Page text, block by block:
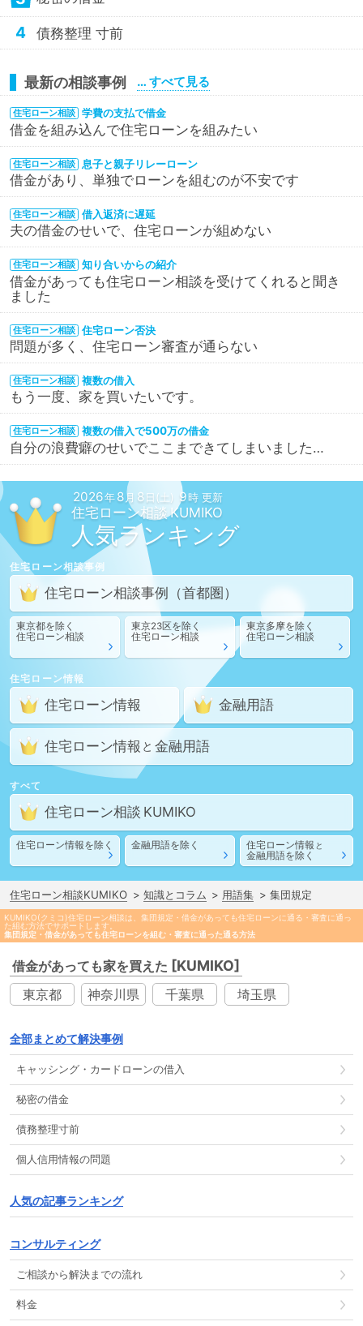
KUMIKO(クミコ)住宅ローン相談は、集団規定・借金があっても住宅ローンに通る・審査に通っ
た組む方法でサポートします。
集団規定・借金があっても住宅ローンを組む・審査に通った通る方法
4 債務整理 寸前
最新の相談事例 … すべて見る
住宅ローン相談 学費の支払で借金
借金を組み込んで住宅ローンを組みたい
住宅ローン相談 息子と親子リレーローン
借金があり、単独でローンを組むのが不安です
住宅ローン相談 借入返済に遅延
夫の借金のせいで、住宅ローンが組めない
住宅ローン相談 知り合いからの紹介
借金があっても住宅ローン相談を受けてくれると聞き
ました
住宅ローン相談 住宅ローン否決
問題が多く、住宅ローン審査が通らない
住宅ローン相談 複数の借入
もう一度、家を買いたいです。
住宅ローン相談 複数の借入で500万の借金
自分の浪費癖のせいでここまできてしまいました…
2026年8 月 8 日(土) 9時 更新
住宅ローン相談
人気ランキング
住宅ローン相談事例
住宅ローン相談事例 （首都圏）
東京都を除く
住宅ローン相談
東京23区を除く
住宅ローン相談
東京多摩を除く
住宅ローン相談
住宅ローン情報
住宅ローン情報 金融用語
住宅ローン情報 と 金融用語
すべて
住宅ローン相談
住宅ローン情報を除く 金融用語を除く 住宅ローン情報 と
金融用語を除く
住宅ローン相談KUMIKO 知識とコラム 用語集 集団規定
借金があっても家を買えた [KUMIKO]
東京都 神奈川県 千葉県 埼玉県
全部まとめて解決事例
キャッシング ・ カードローンの借入
秘密の借金
債務整理寸前
個人信用情報の問題
人気の記事ランキング
コンサルティング
ご相談から解決までの流れ
料金